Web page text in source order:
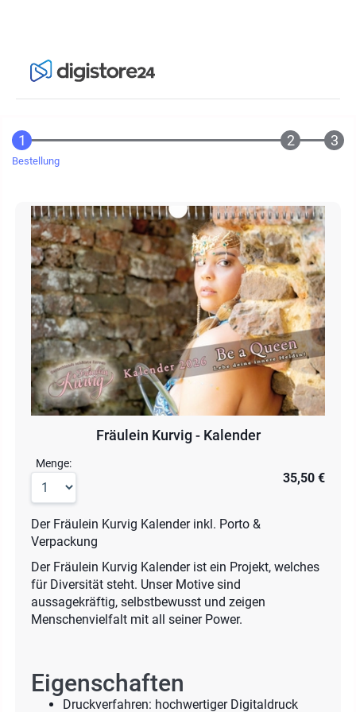
Bestellung
Fräulein Kurvig - Kalender
Menge:
35,50 €
Der Fräulein Kurvig Kalender inkl. Porto &
Verpackung
Der Fräulein Kurvig Kalender ist ein Projekt, welches
für Diversität steht. Unser Motive sind
aussagekräftig, selbstbewusst und zeigen
Menschenvielfalt mit all seiner Power.
Eigenschaften
Druckverfahren: hochwertiger Digitaldruck